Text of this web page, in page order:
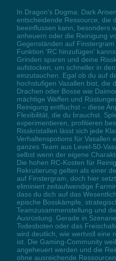
In Dragon's Dogma: Dark
entscheidende Ressource, die
beeinflussen kann, besonders
anheuern oder die Reinigung
Gegenständen auf
Funktion 'RC hinzufügen'
Grinden sparen und deine
aufstocken, um schneller in
einzutauchen. Egal ob du auf
hochstufigen Vasallen bist, die
Drachen oder Bosse wie
mächtige Waffen und
Reinigung entfluchst – diese
Flexibilität, die du brauchst.
experimentieren, profitieren
Risskristallen lässt sich jede
Verhaltenspotions für Vasallen
ganzes Team aus Level-50-
selbst wenn der eigene
Die hohen RC-Kosten für
Rekrutierung gelten als einer
auf Finstergram, doch hier
eliminiert zeitaufwendige
dass du dich auf das
epische Bosskämpfe,
Teamzusammenstellung und
Ausrüstung. Gerade in
Todesboten oder das
wird deutlich, wie wertvoll eine
ist. Die Gaming-Community
angeheuert werden und die
ohne ausreichende